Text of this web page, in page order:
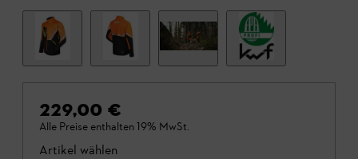
229,00 €
Alle Preise enthalten 19% MwSt.
Artikel wählen